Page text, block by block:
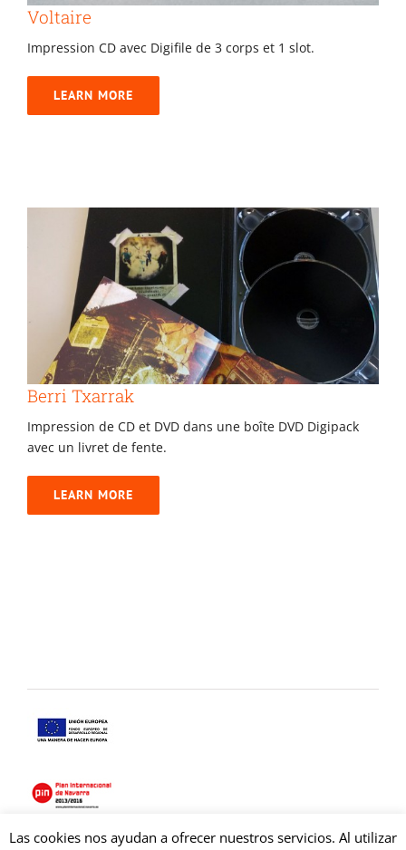
Voltaire
Impression CD avec Digifile de 3 corps et 1 slot.
LEARN MORE
Berri Txarrak
Impression de CD et DVD dans une boîte DVD Digipack
avec un livret de fente.
LEARN MORE
Las cookies nos ayudan a ofrecer nuestros servicios. Al utilizar